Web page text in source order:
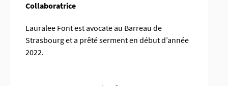
Collaboratrice
Lauralee Font est avocate au Barreau de
Strasbourg et a prêté serment en début d’année
2022.